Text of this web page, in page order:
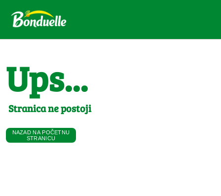
Ups...
Stranica ne postoji
NAZAD NA POČETNU
STRANICU